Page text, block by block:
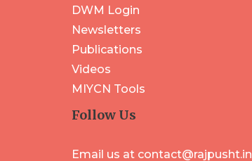
DWM Login
Newsletters
Publications
Videos
MIYCN Tools
Follow Us
Email us at contact@rajpusht.in